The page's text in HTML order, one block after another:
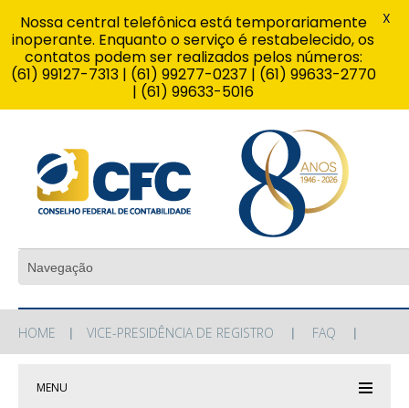
HOME VICE-PRESIDÊNCIA DE REGISTRO FAQ
MENU
Nossa central telefônica está temporariamente
inoperante. Enquanto o serviço é restabelecido, os
contatos podem ser realizados pelos números:
(61) 99127-7313 | (61) 99277-0237 | (61) 99633-2770
| (61) 99633-5016
X